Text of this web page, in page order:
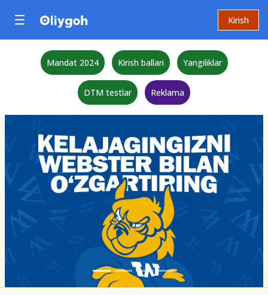
Kirish
Mandat 2024 Kirish ballari Yangiliklar
DTM testlar Reklama